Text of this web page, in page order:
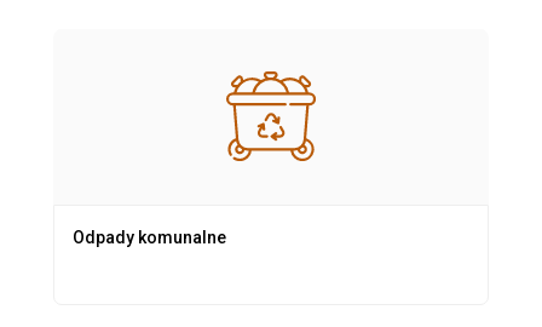
Odpady komunalne